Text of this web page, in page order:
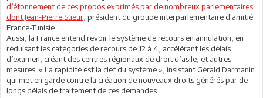
d’étonnement de ces propos exprimés par de nombreux parlementaires
dont Jean-Pierre Sueur , président du groupe interparlementaire d'amitié
France-Tunisie.
Aussi, la France entend revoir le système de recours en annulation, en
réduisant les catégories de recours de 12 à 4, accélérant les délais
d’examen, créant des centres régionaux de droit d’asile, et autres
mesures. « La rapidité est la clef du système », insistant Gérald Darmanin
qui met en garde contre la création de nouveaux droits générés par de
longs délais de traitement de ces demandes.